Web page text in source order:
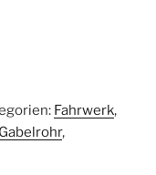
Fahrwerk,
Gabelrohr,